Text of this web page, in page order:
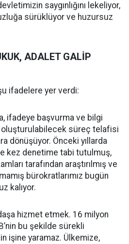
saygınlığını lekeliyor,
sürüklüyor ve huzursuz
ADALET GALİP
ifadelere yer verdi:
ifadeye başvurma ve bilgi
süreç telafisi
dönüşüyor. Önceki yıllarda
kez denetime tabi tutulmuş,
tarafından araştırılmış ve
bürokratlarımız bugün
kalıyor.
hizmet etmek. 16 milyon
bu şekilde sürekli
işine yaramaz. Ülkemize,